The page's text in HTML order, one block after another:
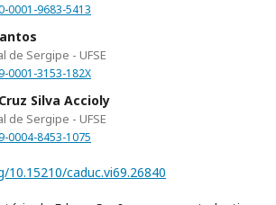
9683-5413
de Sergipe - UFSE
3153-182X
Silva Accioly
de Sergipe - UFSE
8453-1075
caduc.vi69.26840